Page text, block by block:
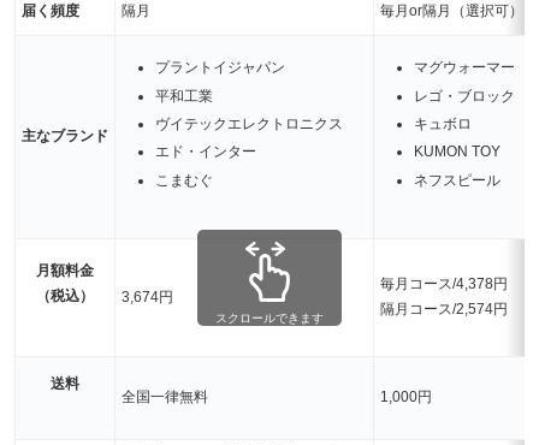
届く頻度 隔月 毎月or隔月（選択可）
主なブランド
プラントイジャパン
平和工業
ヴイテックエレクトロニクス
エド・インター
こまむぐ
マグウォーマー
レゴ・ブロック
キュボロ
KUMON TOY
ネフスピール
月額料金
（税込）
3,674円
毎月コース/4,378円
隔月コース/2,574円
送料
全国一律無料 1,000円
スクロールできます